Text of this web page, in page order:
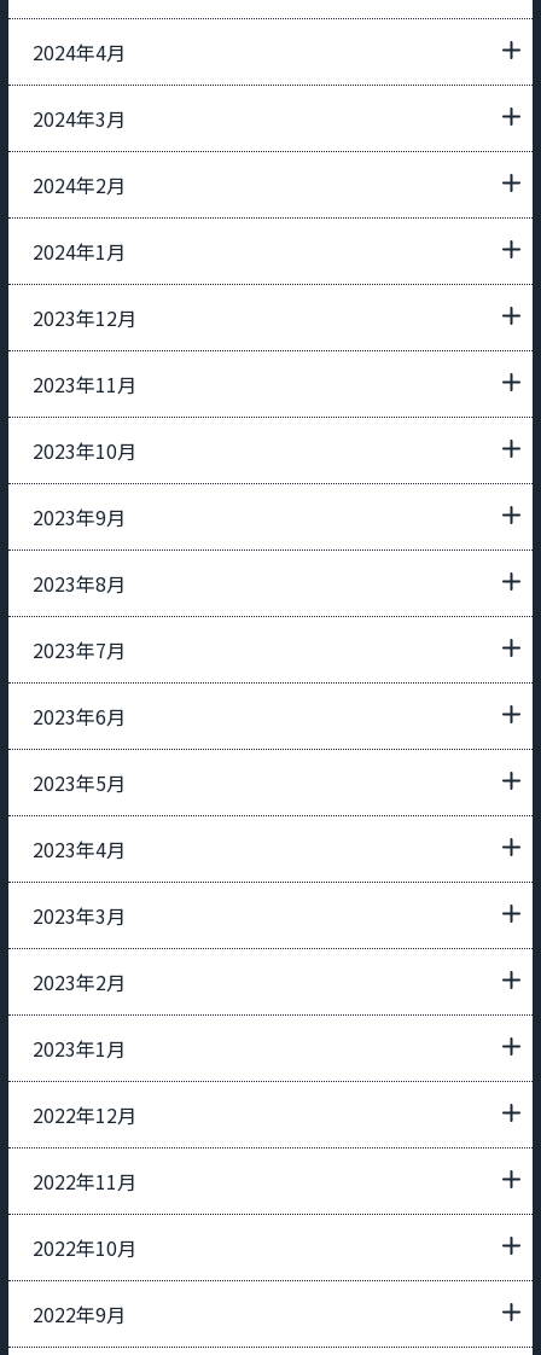
2024年4月
2024年3月
2024年2月
2024年1月
2023年12月
2023年11月
2023年10月
2023年9月
2023年8月
2023年7月
2023年6月
2023年5月
2023年4月
2023年3月
2023年2月
2023年1月
2022年12月
2022年11月
2022年10月
2022年9月